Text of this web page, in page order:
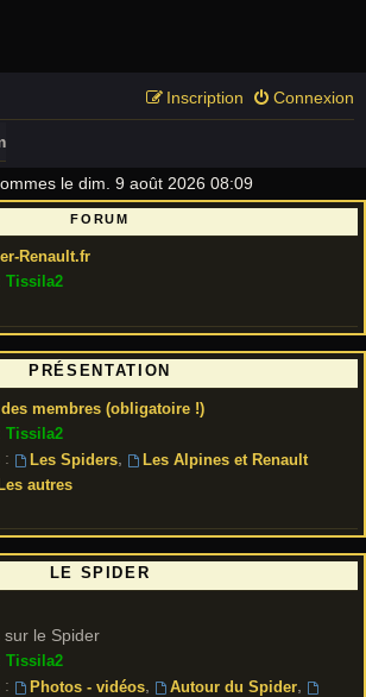
Connexion
Inscription
le dim. 9 août 2026 08:09
FORUM
Renault.fr
Tissila2
PRÉSENTATION
membres (obligatoire !)
Tissila2
: Les Spiders,
Les Alpines et Renault
Les autres
LE SPIDER
sur le Spider
Tissila2
: Photos - vidéos, Autour du Spider,